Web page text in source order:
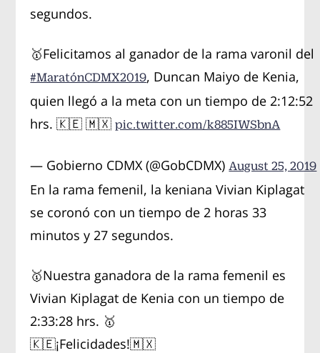
segundos.
🥇Felicitamos al ganador de la rama varonil del
#MaratónCDMX2019, Duncan Maiyo de Kenia,
quien llegó a la meta con un tiempo de 2:12:52
hrs. 🇰🇪 🇲🇽pic.twitter.com/k885IWSbnA
— Gobierno CDMX (@GobCDMX) August 25, 2019
En la rama femenil, la keniana Vivian Kiplagat
se coronó con un tiempo de 2 horas 33
minutos y 27 segundos.
🥇Nuestra ganadora de la rama femenil es
Vivian Kiplagat de Kenia con un tiempo de
2:33:28 hrs. 🥇
🇰🇪¡Felicidades!🇲🇽